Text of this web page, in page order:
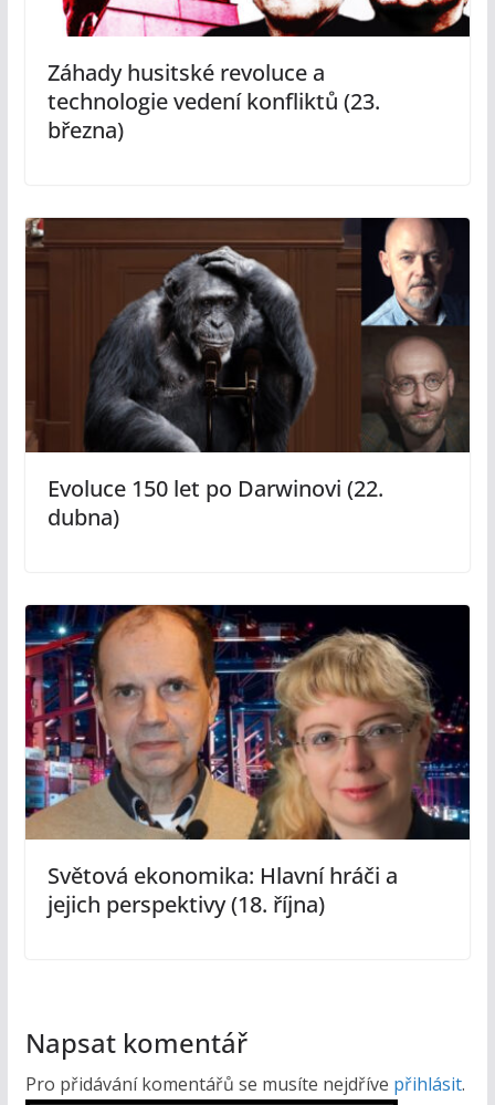
Záhady husitské revoluce a
technologie vedení konfliktů (23.
března)
Evoluce 150 let po Darwinovi (22.
dubna)
Světová ekonomika: Hlavní hráči a
jejich perspektivy (18. října)
Napsat komentář
Pro přidávání komentářů se musíte nejdříve přihlásit.